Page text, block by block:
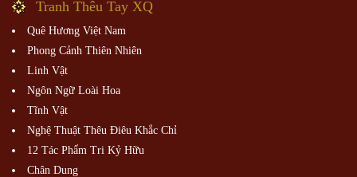
Tranh Thêu Tay XQ
Quê Hương Việt Nam
Phong Cảnh Thiên Nhiên
Linh Vật
Ngôn Ngữ Loài Hoa
Tĩnh Vật
Nghệ Thuật Thêu Điêu Khắc Chỉ
12 Tác Phẩm Tri Kỷ Hữu
Chân Dung